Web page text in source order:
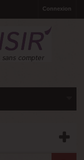
Connexion